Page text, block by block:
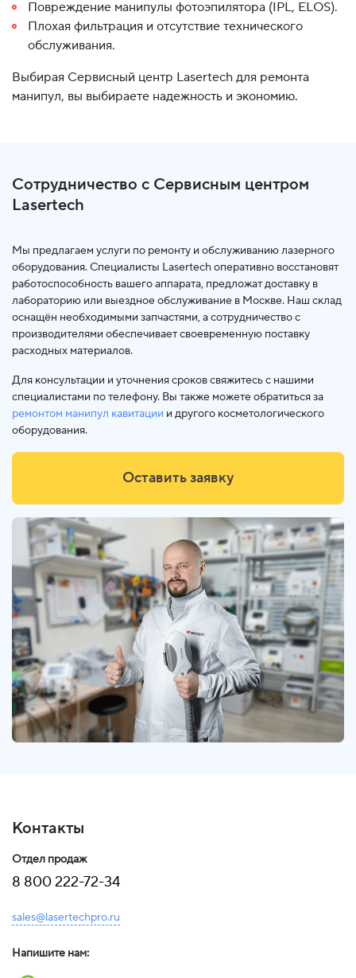
Повреждение манипулы фотоэпилятора (IPL, ELOS).
Плохая фильтрация и отсутствие технического
обслуживания.
Выбирая Сервисный центр Lasertech для ремонта
манипул, вы выбираете надежность и экономию.
Сотрудничество с Сервисным центром
Lasertech
Мы предлагаем услуги по ремонту и обслуживанию лазерного
оборудования. Специалисты Lasertech оперативно восстановят
работоспособность вашего аппарата, предложат доставку в
лабораторию или выездное обслуживание в Москве. Наш склад
оснащён необходимыми запчастями, а сотрудничество с
производителями обеспечивает своевременную поставку
расходных материалов.
Для консультации и уточнения сроков свяжитесь с нашими
специалистами по телефону. Вы также можете обратиться за
ремонтом манипул кавитации и другого косметологического
оборудования.
Оставить заявку
Контакты
Отдел продаж
8 800 222-72-34
sales@lasertechpro.ru
Напишите нам: